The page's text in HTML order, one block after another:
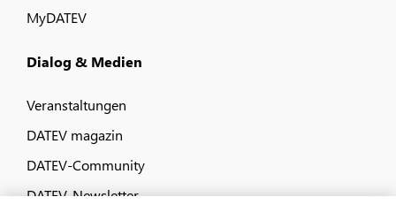
MyDATEV
Dialog & Medien
Veranstaltungen
DATEV magazin
DATEV-Community
DATEV-Newsletter